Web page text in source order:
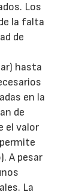
Los
la falta
de
hasta
en la
de
el valor
A pesar
La